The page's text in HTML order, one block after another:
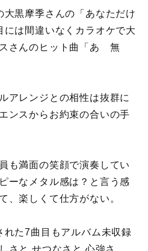
黒摩季さんの「あなただけ
には間違いなくカラオケで大
さんのヒット曲「あゝ無
アレンジとの相性は抜群に
ンスからお約束の合いの手
も満面の笑顔で演奏してい
ーなメタル感は？と言う感
、楽しくて仕方がない。
た7曲目もアルバム未収録